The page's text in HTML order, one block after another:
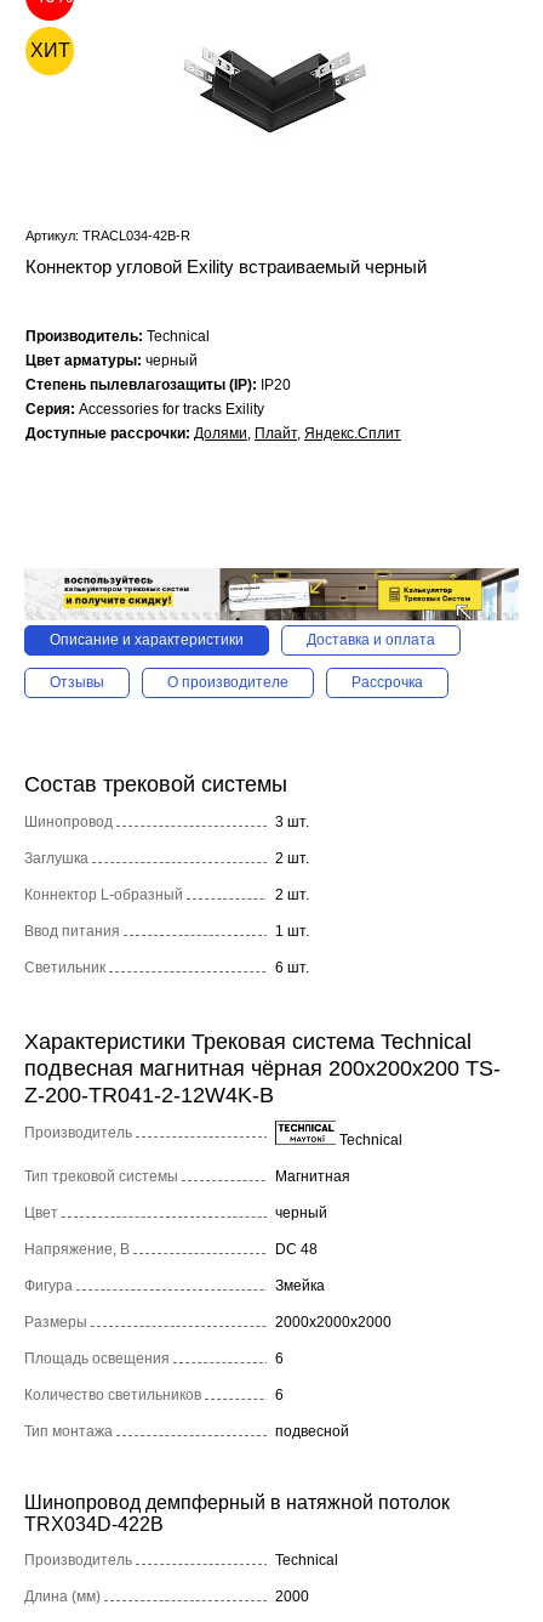
ХИТ
Артикул: TRACL034-42B-R
Коннектор угловой Exility встраиваемый черный
Производитель: Technical
Цвет арматуры: черный
Степень пылевлагозащиты (IP):
IP20
Серия: Accessories for tracks Exility
Доступные рассрочки: Долями, Плайт, Яндекс.Сплит
Описание и характеристики Доставка и оплата
Отзывы О производителе Рассрочка
Состав трековой системы
Шинопровод 3 шт.
Заглушка 2 шт.
Коннектор L-образный 2 шт.
Ввод питания 1 шт.
Светильник 6 шт.
Характеристики Трековая система Technical
подвесная магнитная чёрная 200x200x200 TS-
Z-200-TR041-2-12W4K-B
Производитель Technical
Тип трековой системы Магнитная
Цвет черный
Напряжение, В DC 48
Фигура Змейка
Размеры 2000x2000x2000
Площадь освещения 6
Количество светильников 6
Тип монтажа подвесной
Шинопровод демпферный в натяжной потолок
TRX034D-422B
Производитель Technical
Длина (мм) 2000